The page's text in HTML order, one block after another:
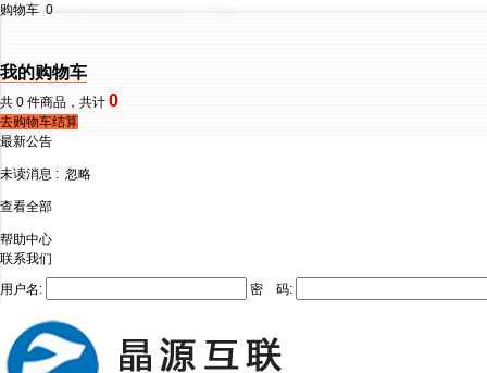
购物车 0
我的购物车
共 0 件商品，共计 0
去购物车结算
最新公告
未读消息 : 忽略
查看全部
帮助中心
联系我们
用户名:
密 码: